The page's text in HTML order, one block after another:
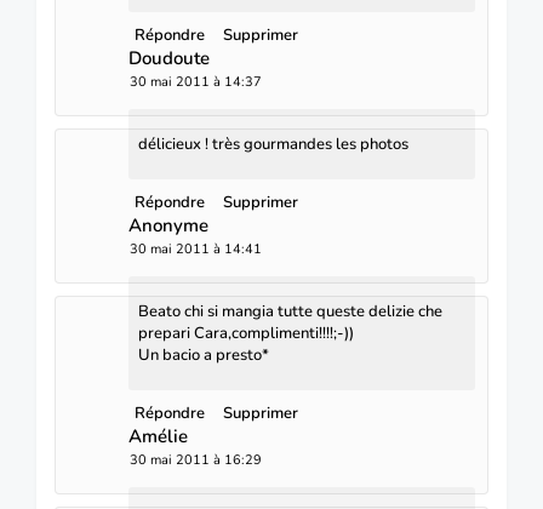
Répondre Supprimer
Doudoute
30 mai 2011 à 14:37
délicieux ! très gourmandes les photos
Répondre Supprimer
Anonyme
30 mai 2011 à 14:41
Beato chi si mangia tutte queste delizie che
prepari Cara,complimenti!!!!;-))
Un bacio a presto*
Répondre Supprimer
Amélie
30 mai 2011 à 16:29